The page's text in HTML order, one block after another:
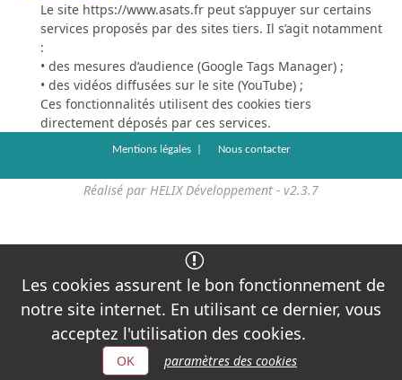
Le site https://www.asats.fr peut s’appuyer sur certains
services proposés par des sites tiers. Il s’agit notamment
:
• des mesures d’audience (Google Tags Manager) ;
• des vidéos diffusées sur le site (YouTube) ;
Ces fonctionnalités utilisent des cookies tiers
directement déposés par ces services.
Les cookies assurent le bon fonctionnement de
notre site internet. En utilisant ce dernier, vous
acceptez l'utilisation des cookies.
paramètres des cookies
Mentions légales | Nous contacter
Réalisé par HELIX Développement - v2.3.7